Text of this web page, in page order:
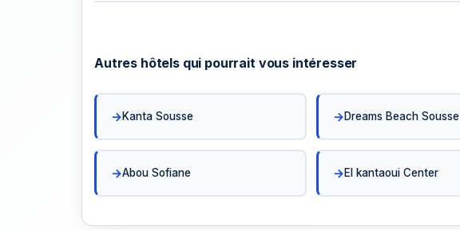
Autres hôtels qui pourrait vous intéresser
Kanta Sousse Dreams Beach Sousse
Abou Sofiane El kantaoui Center